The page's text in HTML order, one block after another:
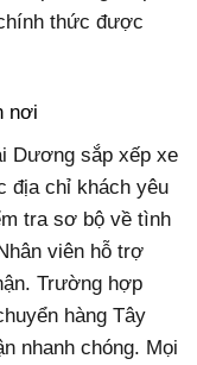
thức được
nơi
Dương sắp xếp xe
địa chỉ khách yêu
tra sơ bộ về tình
viên hỗ trợ
Trường hợp
hàng Tây
nhanh chóng. Mọi